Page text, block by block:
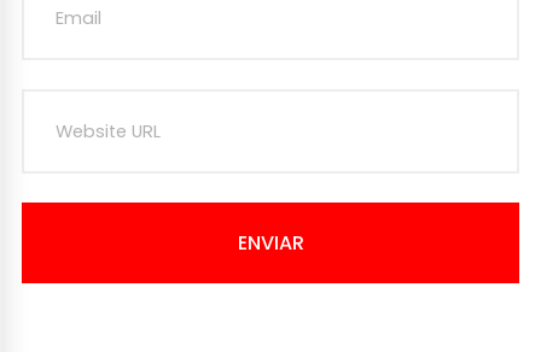
ENVIAR